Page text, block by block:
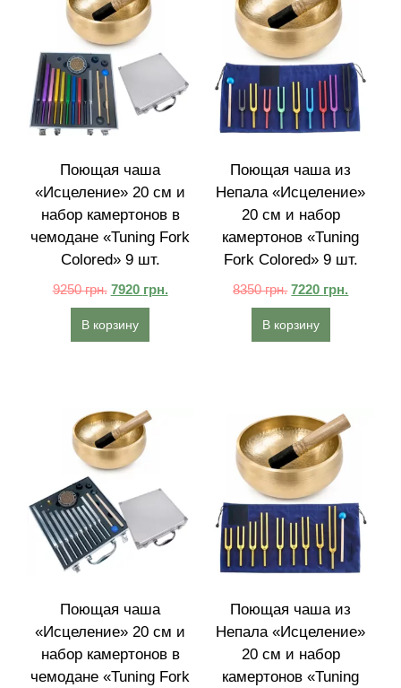
Поющая чаша
«Исцеление» 20 см и
набор камертонов в
чемодане «Tuning Fork
Colored» 9 шт.
9250грн. 7920 грн.
В корзину
Поющая чаша из
Непала «Исцеление»
20 см и набор
камертонов «Tuning
Fork Colored» 9 шт.
8350грн. 7220 грн.
В корзину
Поющая чаша
«Исцеление» 20 см и
набор камертонов в
чемодане «Tuning Fork
Поющая чаша из
Непала «Исцеление»
20 см и набор
камертонов «Tuning